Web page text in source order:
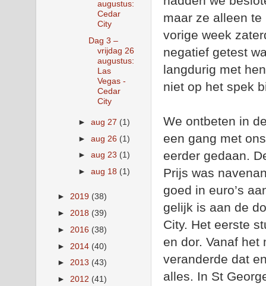
maar ze alleen
vorige week
negatief getest
langdurig met
niet op het spek
We ontbeten in
een gang met
eerder gedaan.
Prijs was
goed in euro’s
gelijk is aan de
City. Het eerste
en dor. Vanaf het
veranderde dat
alles. In St
augustus:
Cedar
City
Dag 3 –
vrijdag 26
augustus:
Las
Vegas -
Cedar
City
► aug 27 (1)
► aug 26 (1)
► aug 23 (1)
► aug 18 (1)
► 2019 (38)
► 2018 (39)
► 2016 (38)
► 2014 (40)
► 2013 (43)
► 2012 (41)